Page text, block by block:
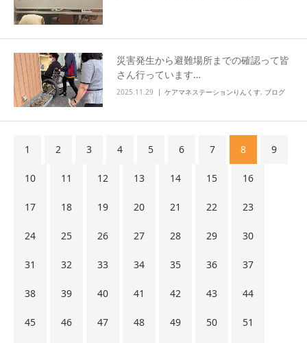
災害発生から避難場所までの確認って皆
さん行っています…
2025.11.29 ケアマネステーションりんくす, ブログ
1 2 3 4 5 6 7 8 9
10 11 12 13 14 15 16
17 18 19 20 21 22 23
24 25 26 27 28 29 30
31 32 33 34 35 36 37
38 39 40 41 42 43 44
45 46 47 48 49 50 51